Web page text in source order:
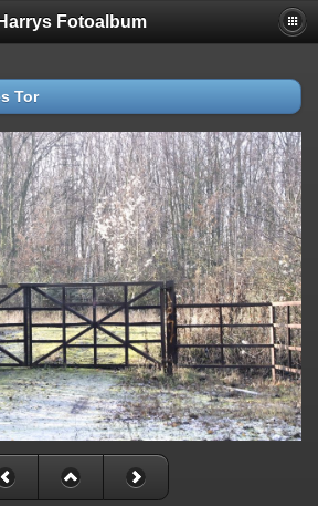
Harrys Fotoalbum
Tor